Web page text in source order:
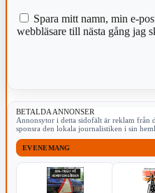
Spara mitt namn, min e-
webbläsare till nästa gång jag
BETALDA ANNONSER
Annonsytor i detta sidofält är reklam från
sponsra den lokala journalistiken i sin
EVENEMANG